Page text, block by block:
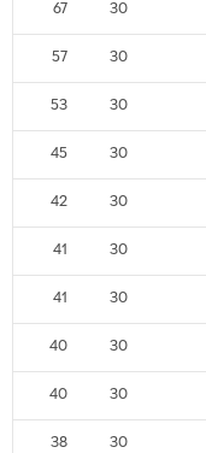
30
67
30
57
30
53
30
45
30
42
30
41
30
41
30
40
30
40
30
38